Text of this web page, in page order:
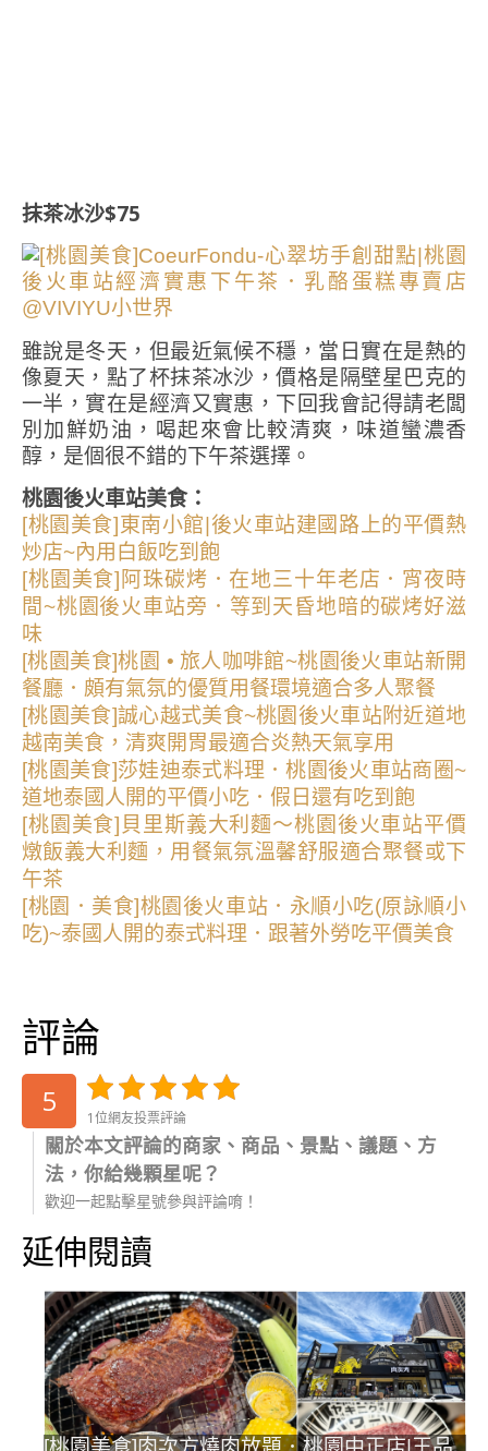
抹茶冰沙$75
雖說是冬天，但最近氣候不穩，當日實在是熱的
像夏天，點了杯抹茶冰沙，價格是隔壁星巴克的
一半，實在是經濟又實惠，下回我會記得請老闆
別加鮮奶油，喝起來會比較清爽，味道蠻濃香
醇，是個很不錯的下午茶選擇。
桃園後火車站美食：
[桃園美食]東南小館|後火車站建國路上的平價熱
炒店~內用白飯吃到飽
[桃園美食]阿珠碳烤．在地三十年老店．宵夜時
間~桃園後火車站旁．等到天昏地暗的碳烤好滋
味
[桃園美食]桃園 • 旅人咖啡館~桃園後火車站新開
餐廳．頗有氣氛的優質用餐環境適合多人聚餐
[桃園美食]誠心越式美食~桃園後火車站附近道地
越南美食，清爽開胃最適合炎熱天氣享用
[桃園美食]莎娃迪泰式料理．桃園後火車站商圈~
道地泰國人開的平價小吃．假日還有吃到飽
[桃園美食]貝里斯義大利麵～桃園後火車站平價
燉飯義大利麵，用餐氣氛溫馨舒服適合聚餐或下
午茶
[桃園．美食]桃園後火車站．永順小吃(原詠順小
吃)~泰國人開的泰式料理．跟著外勞吃平價美食
評論
5 1位網友投票評論
關於本文評論的商家、商品、景點、議題、方
法，你給幾顆星呢？
歡迎一起點擊星號參與評論唷！
延伸閱讀